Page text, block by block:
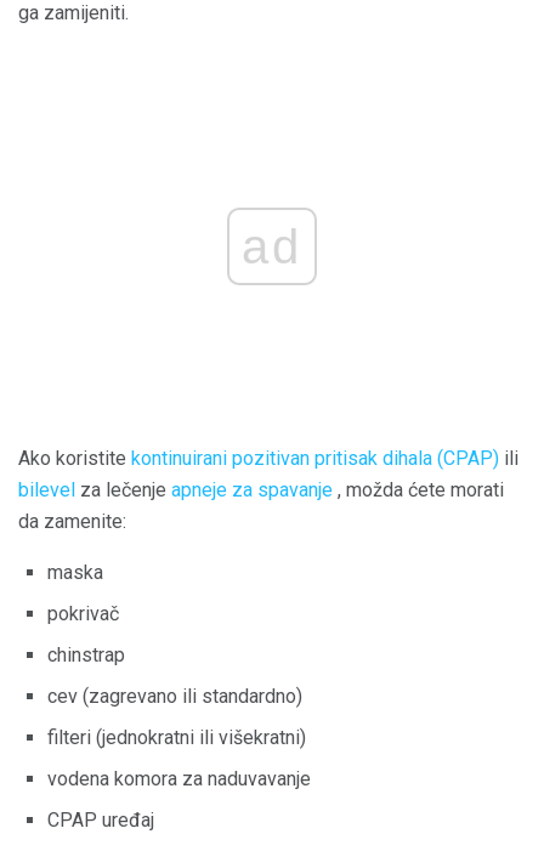
ga zamijeniti.
ad
Ako koristite kontinuirani pozitivan pritisak dihala (CPAP) ili
bilevel za lečenje apneje za spavanje , možda ćete morati
da zamenite:
maska
pokrivač
chinstrap
cev (zagrevano ili standardno)
filteri (jednokratni ili višekratni)
vodena komora za naduvavanje
CPAP uređaj